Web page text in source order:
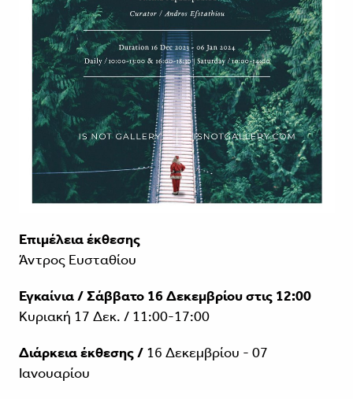
Επιμέλεια έκθεσης
Άντρος Ευσταθίου
Εγκαίνια / Σάββατο 16 Δεκεμβρίου στις 12:00
Κυριακή 17 Δεκ. / 11:00-17:00
Διάρκεια έκθεσης /16 Δεκεμβρίου - 07
Ιανουαρίου